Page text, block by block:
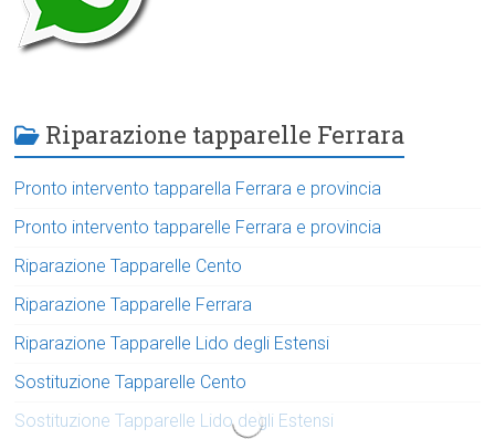
Riparazione tapparelle Ferrara
Pronto intervento tapparella Ferrara e provincia
Pronto intervento tapparelle Ferrara e provincia
Riparazione Tapparelle Cento
Riparazione Tapparelle Ferrara
Riparazione Tapparelle Lido degli Estensi
Sostituzione Tapparelle Cento
Sostituzione Tapparelle Lido degli Estensi